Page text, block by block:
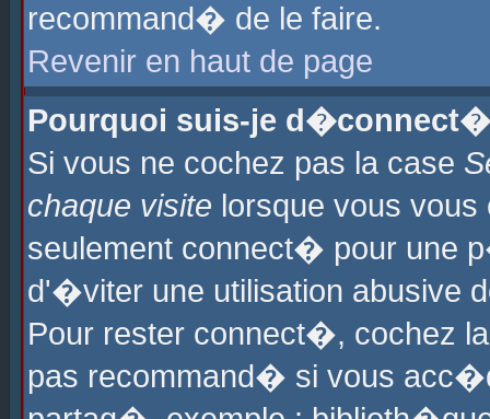
recommand� de le faire.
Revenir en haut de page
Pourquoi suis-je
Si vous ne cochez pas la case
chaque visite lorsque vous
seulement connect� pour une
d'�viter une utilisation abusive
Pour rester connect�, cochez
pas recommand� si vous